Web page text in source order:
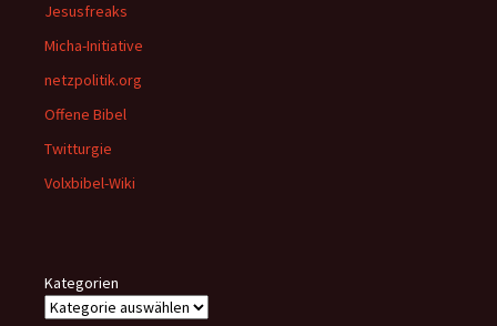
Jesusfreaks
Micha-Initiative
netzpolitik.org
Offene Bibel
Twitturgie
Volxbibel-Wiki
Kategorien